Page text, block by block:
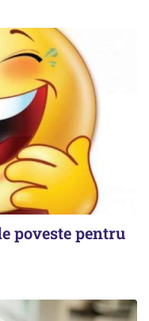
poveste pentru